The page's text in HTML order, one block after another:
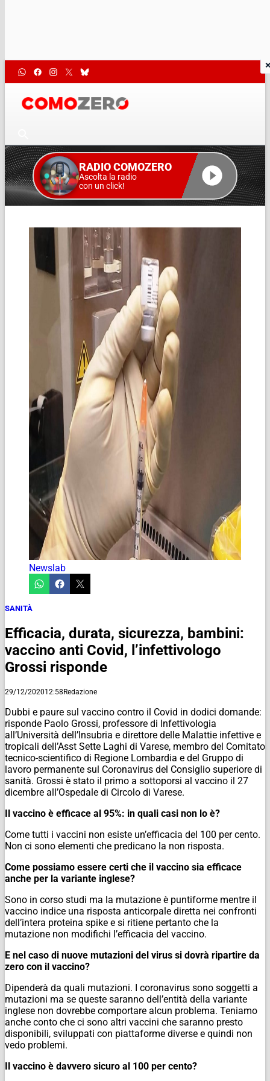
RADIO COMOZERO
Ascolta la radio
con un click!
Newslab
SANITÀ
Efficacia, durata, sicurezza, bambini:
vaccino anti Covid, l’infettivologo
Grossi risponde
29/12/202012:58Redazione
Dubbi e paure sul vaccino contro il Covid in dodici domande:
risponde Paolo Grossi, professore di Infettivologia
all’Università dell’Insubria e direttore delle Malattie infettive e
tropicali dell’Asst Sette Laghi di Varese, membro del Comitato
tecnico-scientifico di Regione Lombardia e del Gruppo di
lavoro permanente sul Coronavirus del Consiglio superiore di
sanità. Grossi è stato il primo a sottoporsi al vaccino il 27
dicembre all’Ospedale di Circolo di Varese.
Il vaccino è efficace al 95%: in quali casi non lo è?
Come tutti i vaccini non esiste un’efficacia del 100 per cento.
Non ci sono elementi che predicano la non risposta.
Come possiamo essere certi che il vaccino sia efficace
anche per la variante inglese?
Sono in corso studi ma la mutazione è puntiforme mentre il
vaccino indice una risposta anticorpale diretta nei confronti
dell’intera proteina spike e si ritiene pertanto che la
mutazione non modifichi l’efficacia del vaccino.
E nel caso di nuove mutazioni del virus si dovrà ripartire da
zero con il vaccino?
Dipenderà da quali mutazioni. I coronavirus sono soggetti a
mutazioni ma se queste saranno dell’entità della variante
inglese non dovrebbe comportare alcun problema. Teniamo
anche conto che ci sono altri vaccini che saranno presto
disponibili, sviluppati con piattaforme diverse e quindi non
vedo problemi.
Il vaccino è davvero sicuro al 100 per cento?